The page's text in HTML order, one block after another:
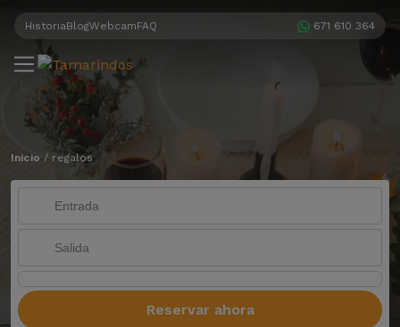
HistoriaBlogWebcamFAQ 671 610 364
Inicio / regalos
Reservar ahora